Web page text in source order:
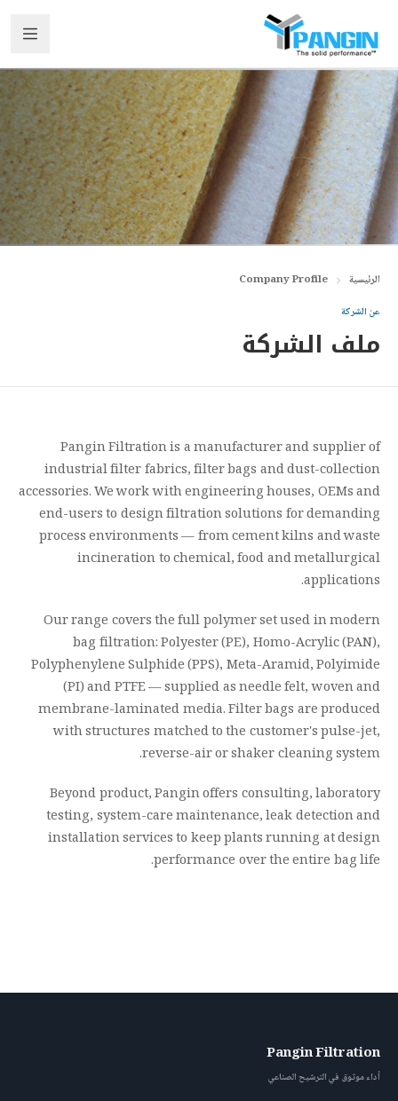
الرئيسية
Company Profile
عن الشركة
ملف الشركة
Pangin Filtration is a manufacturer and supplier of
industrial filter fabrics, filter bags and dust-collection
accessories. We work with engineering houses, OEMs and
end-users to design filtration solutions for demanding
process environments — from cement kilns and waste
incineration to chemical, food and metallurgical
applications.
Our range covers the full polymer set used in modern
bag filtration: Polyester (PE), Homo-Acrylic (PAN),
Polyphenylene Sulphide (PPS), Meta-Aramid, Polyimide
(PI) and PTFE — supplied as needle felt, woven and
membrane-laminated media. Filter bags are produced
with structures matched to the customer's pulse-jet,
reverse-air or shaker cleaning system.
Beyond product, Pangin offers consulting, laboratory
testing, system-care maintenance, leak detection and
installation services to keep plants running at design
performance over the entire bag life.
Pangin Filtration
أداء موثوق في الترشيح الصناعي